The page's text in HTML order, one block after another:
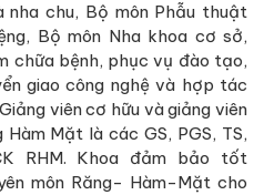
nha chu, Bộ môn Phẫu thuật
Bộ môn Nha khoa cơ sở,
chữa bệnh, phục vụ đào tạo,
giao công nghệ và hợp tác
viên cơ hữu và giảng viên
Mặt là các GS, PGS, TS,
RHM. Khoa đảm bảo tốt
môn Răng- Hàm-Mặt cho